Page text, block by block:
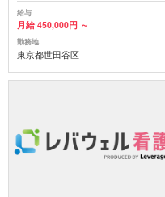
給与
月給 450,000円 ～
勤務地
東京都世田谷区